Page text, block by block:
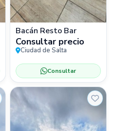
Bacán Resto Bar
Consultar precio
Ciudad de Salta
Consultar